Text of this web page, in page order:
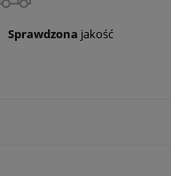
Sprawdzona jakość